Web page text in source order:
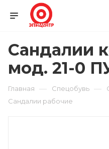
Сандалии
мод. 21-0
Главная — Спецобувь —
Сандалии рабочие